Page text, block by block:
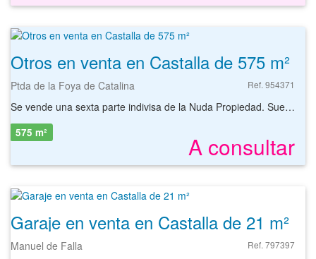
Otros en venta en Castalla de 575 m²
Ptda de la Foya de Catalina Ref. 954371
Se vende una sexta parte indivisa de la Nuda Propiedad. Suelo rústico de 575 m² ubicado en Castalla, Alicante Se trata de un suelo no urbanizable de 575 m² de carácter rústico y uso agropecuario/secano. Este activo está situado en la partida de la Foya de Catalina, en el término municipal de Castalla, en una zona de entorno rural y tranquilo, en la periferia de la población. Dispone de buenos accesos desde la localidad a través de la carretera CV-815, que comunica la zona con el casco urbano de Castalla y con otras vías principales, como la autovía A-77 y la autovía A-7, facilitando el desplazamiento tanto hacia Alicante como hacia Alcoy. En las proximidades se encuentran servicios esenciales como supermercados, restaurantes, instalaciones deportivas, centros educativos y otras infraestructuras comerciales y de ocio. Asimismo, Castalla cuenta con centro de salud, oficinas bancarias y diversas opciones de restauración. Entre los puntos de interés de la localidad destaca el emblemático Castillo de Castalla, el Parque Municipal y el Museo de la Biodiversidad, además de zonas naturales idóneas para actividades al aire libre. Respecto a las comunicaciones públicas, la localidad dispone de servicio de autobuses interurbanos con conexiones a municipios cercanos y a la ciudad de Alicante, así como fácil acceso en vehículo particular a las salidas de autovías próximas. No dispone de estación de tren propia, siendo la estación más cercana la de Sax o la de Alicante en trayectos de mayor alcance. Con nuestros servicios podrá encontrar el suelo rústico que necesita y asegurar su inversión con el mejor de los asesoramientos especializados. Empiece ahora mismo pidiendo más información. Un responsable cercano a usted le atenderá personalmente.
A consultar
575 m²
Garaje en venta en Castalla de 21 m²
Manuel de Falla Ref. 797397